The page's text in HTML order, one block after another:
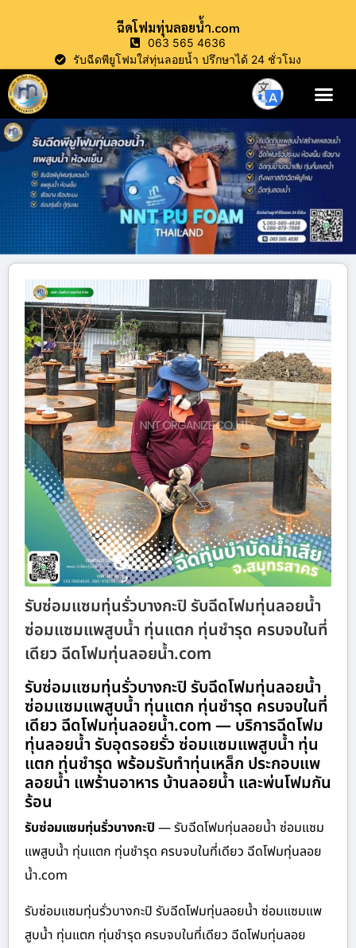
ฉีดโฟมทุ่นลอยน้ำ.com
063 565 4636
รับฉีดพียูโฟมใส่ทุ่นลอยน้ำ ปรึกษาได้ 24 ชั่วโมง
รับซ่อมแซมทุ่นรั่วบางกะปิ รับฉีดโฟมทุ่นลอยน้ำ
ซ่อมแซมแพสูบน้ำ ทุ่นแตก ทุ่นชำรุด ครบจบในที่
เดียว ฉีดโฟมทุ่นลอยน้ำ.com
รับซ่อมแซมทุ่นรั่วบางกะปิ รับฉีดโฟมทุ่นลอยน้ำ
ซ่อมแซมแพสูบน้ำ ทุ่นแตก ทุ่นชำรุด ครบจบในที่
เดียว ฉีดโฟมทุ่นลอยน้ำ.com — บริการฉีดโฟม
ทุ่นลอยน้ำ รับอุดรอยรั่ว ซ่อมแซมแพสูบน้ำ ทุ่น
แตก ทุ่นชำรุด พร้อมรับทำทุ่นเหล็ก ประกอบแพ
ลอยน้ำ แพร้านอาหาร บ้านลอยน้ำ และพ่นโฟมกัน
ร้อน
รับซ่อมแซมทุ่นรั่วบางกะปิ — รับฉีดโฟมทุ่นลอยน้ำ ซ่อมแซม
แพสูบน้ำ ทุ่นแตก ทุ่นชำรุด ครบจบในที่เดียว ฉีดโฟมทุ่นลอย
น้ำ.com
รับซ่อมแซมทุ่นรั่วบางกะปิ รับฉีดโฟมทุ่นลอยน้ำ ซ่อมแซมแพ
สูบน้ำ ทุ่นแตก ทุ่นชำรุด ครบจบในที่เดียว ฉีดโฟมทุ่นลอย